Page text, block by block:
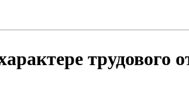
трудового